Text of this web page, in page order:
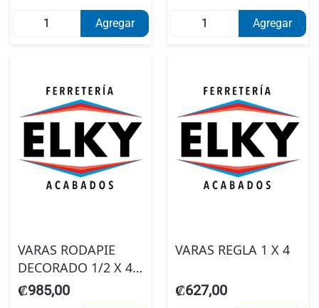
Agregar Agregar
VARAS RODAPIE
DECORADO 1/2 X 4
LAUREL
₡985,00
VARAS REGLA 1 X 4
₡627,00